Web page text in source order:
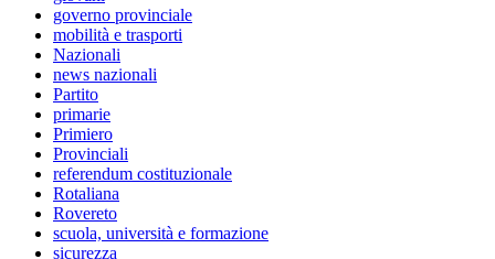
governo provinciale
mobilità e trasporti
Nazionali
news nazionali
Partito
primarie
Primiero
Provinciali
referendum costituzionale
Rotaliana
Rovereto
scuola, università e formazione
sicurezza